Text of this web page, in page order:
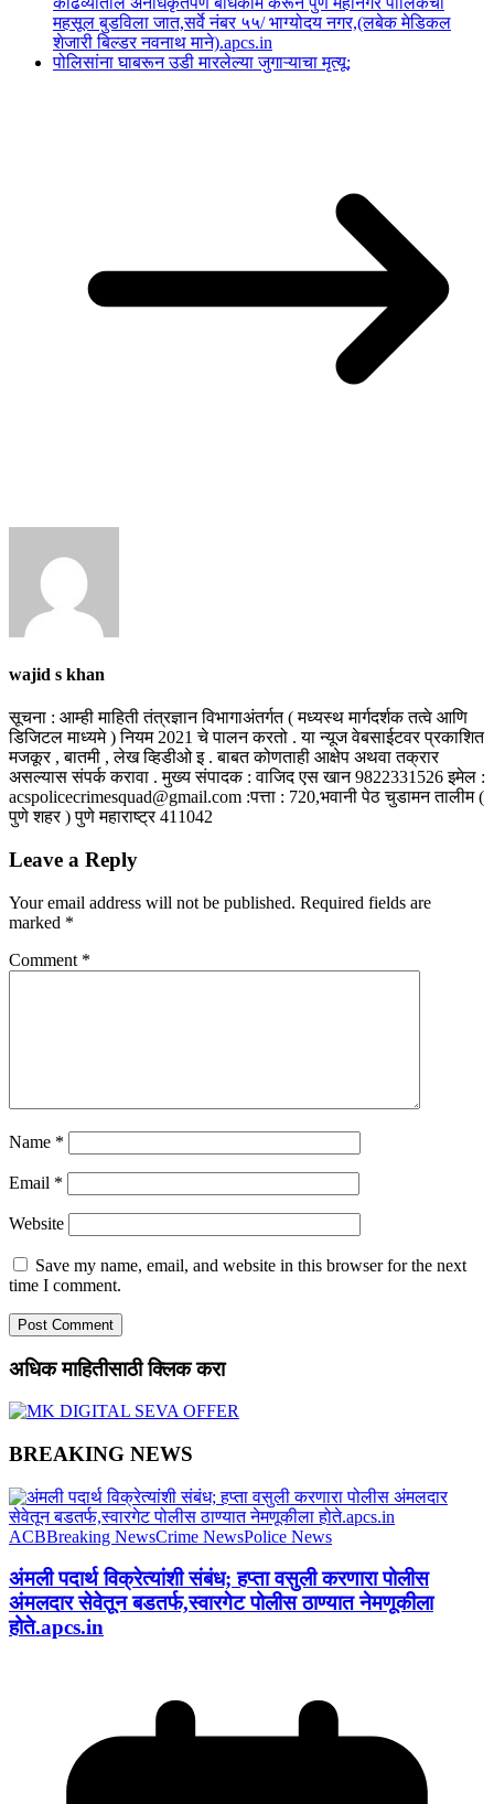
महसूल बुडविला जात,सर्वे नंबर ५५/ भाग्योदय नगर,(लबेक मेडिकल
शेजारी बिल्डर नवनाथ माने).apcs.in
पोलिसांना घाबरून उडी मारलेल्या जुगाऱ्याचा मृत्यू;
wajid s khan
सूचना : आम्ही माहिती तंत्रज्ञान विभागाअंतर्गत ( मध्यस्थ मार्गदर्शक तत्वे आणि
डिजिटल माध्यमे ) नियम 2021 चे पालन करतो . या न्यूज वेबसाईटवर प्रकाशित
मजकूर , बातमी , लेख व्हिडीओ इ . बाबत कोणताही आक्षेप अथवा तक्रार
असल्यास संपर्क करावा . मुख्य संपादक : वाजिद एस खान 9822331526 इमेल :
acspolicecrimesquad@gmail.com :पत्ता : 720,भवानी पेठ चुडामन तालीम (
पुणे शहर ) पुणे महाराष्ट्र 411042
Leave a Reply
Your email address will not be published. Required fields are
marked *
Comment *
Name *
Email *
Website
Save my name, email, and website in this browser for the next
time I comment.
अधिक माहितीसाठी क्लिक करा
BREAKING NEWS
ACBBreaking NewsCrime NewsPolice News
अंमली पदार्थ विक्रेत्यांशी संबंध; हप्ता वसुली करणारा पोलीस
अंमलदार सेवेतून बडतर्फ,स्वारगेट पोलीस ठाण्यात नेमणूकीला
होते.apcs.in